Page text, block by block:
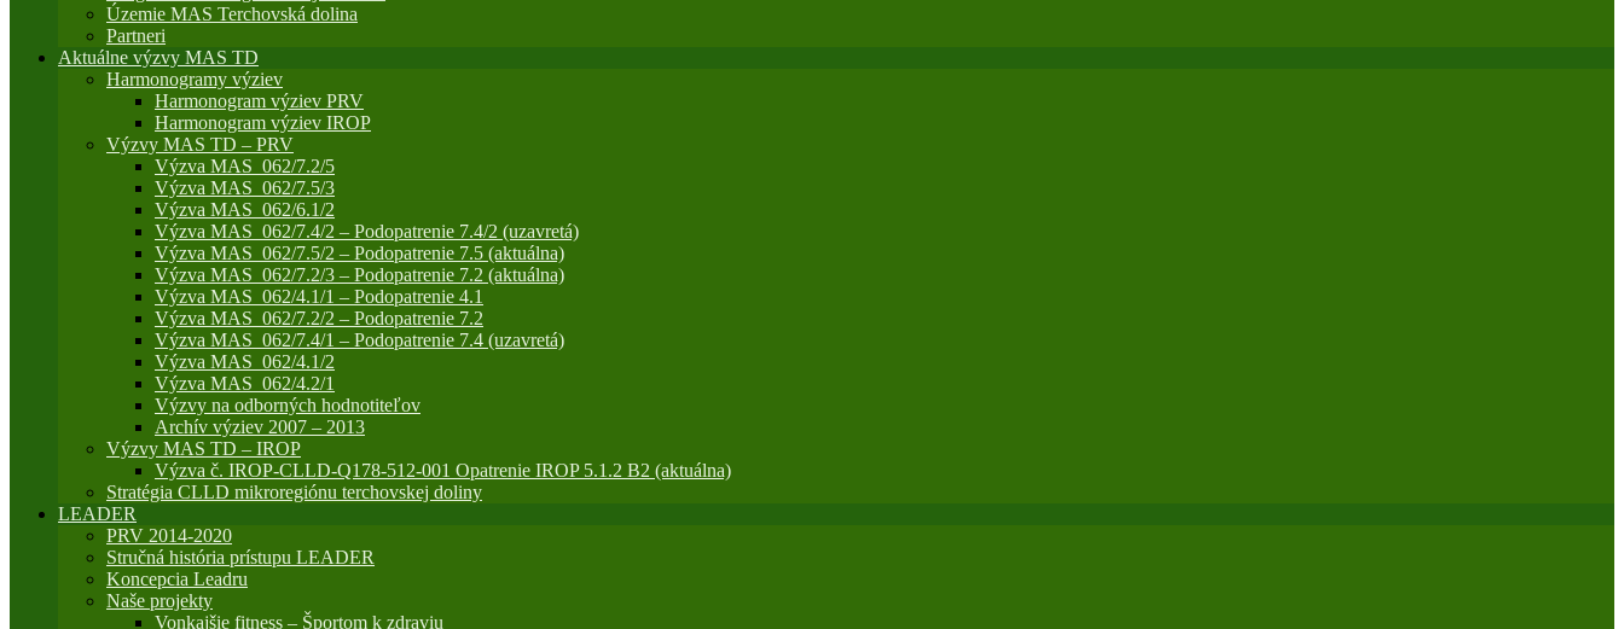
Územie MAS Terchovská dolina
Partneri
Aktuálne výzvy MAS TD
Harmonogramy výziev
Harmonogram výziev PRV
Harmonogram výziev IROP
Výzvy MAS TD – PRV
Výzva MAS_062/7.2/5
Výzva MAS_062/7.5/3
Výzva MAS_062/6.1/2
Výzva MAS_062/7.4/2 – Podopatrenie 7.4/2 (uzavretá)
Výzva MAS_062/7.5/2 – Podopatrenie 7.5 (aktuálna)
Výzva MAS_062/7.2/3 – Podopatrenie 7.2 (aktuálna)
Výzva MAS_062/4.1/1 – Podopatrenie 4.1
Výzva MAS_062/7.2/2 – Podopatrenie 7.2
Výzva MAS_062/7.4/1 – Podopatrenie 7.4 (uzavretá)
Výzva MAS_062/4.1/2
Výzva MAS_062/4.2/1
Výzvy na odborných hodnotiteľov
Archív výziev 2007 – 2013
Výzvy MAS TD – IROP
Výzva č. IROP-CLLD-Q178-512-001 Opatrenie IROP 5.1.2 B2 (aktuálna)
Stratégia CLLD mikroregiónu terchovskej doliny
LEADER
PRV 2014-2020
Stručná história prístupu LEADER
Koncepcia Leadru
Naše projekty
Vonkajšie fitness – Športom k zdraviu